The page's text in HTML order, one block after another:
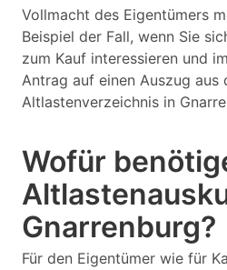
Vollmacht des Eigentümers
Beispiel der Fall, wenn Sie
zum Kauf interessieren und
Antrag auf einen Auszug aus
Altlastenverzeichnis in
Wofür
Gnarrenburg?
Für den Eigentümer wie für